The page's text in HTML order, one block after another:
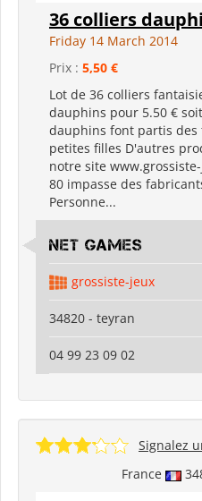
36 colliers
Friday 14 March 2014
Prix : 5,50 €
Lot de 36 colliers
dauphins pour 5.50 €
dauphins font partis des
petites filles D'autres
notre site
80 impasse des
Personne...
Net Games
grossiste-jeux
34820 - teyran
04 99 23 09 02
France
Signalez